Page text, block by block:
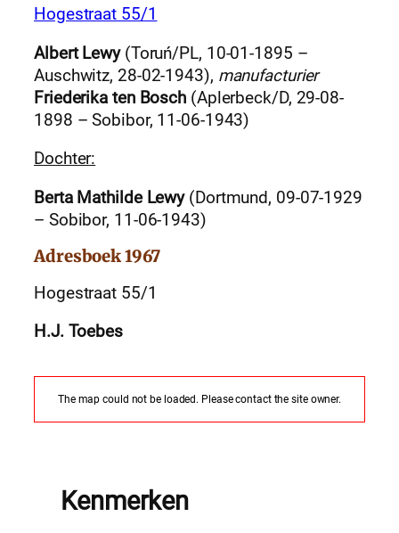
Hogestraat 55/1
Albert Lewy(Toruń/PL, 10-01-1895 –
Auschwitz, 28-02-1943), manufacturier
Friederika ten Bosch (Aplerbeck/D, 29-08-
1898 – Sobibor, 11-06-1943)
Dochter:
Berta Mathilde Lewy(Dortmund, 09-07-1929
– Sobibor, 11-06-1943)
Adresboek 1967
Hogestraat 55/1
H.J. Toebes
The map could not be loaded. Please contact the site owner.
Kenmerken